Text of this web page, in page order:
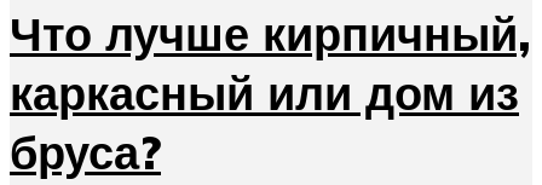
Что лучше кирпичный,
каркасный или дом из
бруса?